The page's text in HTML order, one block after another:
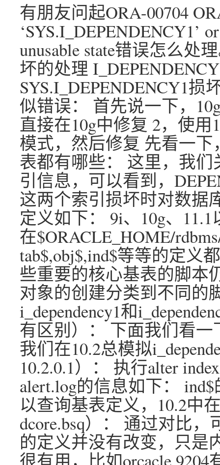
有朋友问起ORA-00704
‘SYS.I_DEPENDENCY1’
unusable state错误怎么处
坏的处理
SYS.I_DEPENDENCY1
似错误： 首先说一下，
直接在10g中修复 2，使用
模式，然后修复 先看一
表都有哪些： 这里，我们
引信息，可以看到，
这两个索引损坏时对数据
定义如下： 9i、10g、
在$ORACLE_HOME/
tab$,obj$,ind$等等的定义
些重要的核心基表的脚本
对象的创建分类到不同的
i_dependency1和
有区别）： 下面我们看
我们在10.2总模拟
10.2.0.1）： 执行alter
alert.log的信息如下：
以查询基表定义，10.2中
dcore.bsq）： 通过对比
的定义并没有改变，只是
很有用，比如orcacle